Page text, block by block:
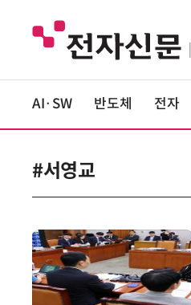
AI·SW 반도체 전자
#서영교